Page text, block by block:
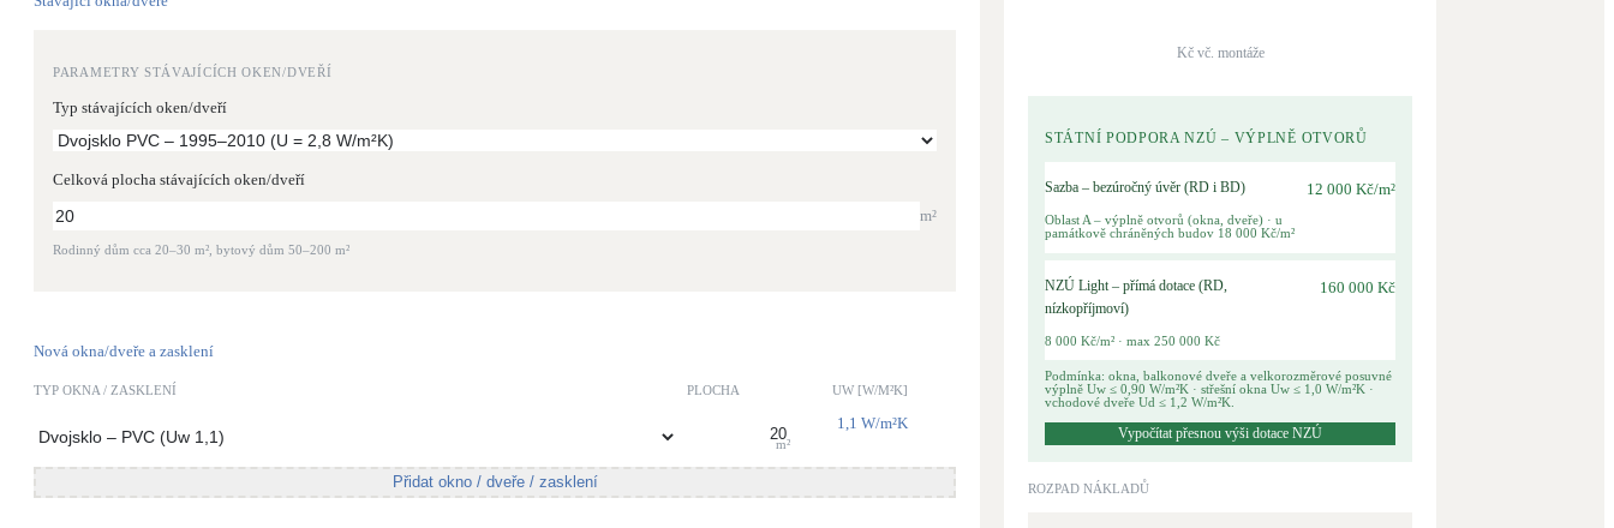
Stínicí technika
Žaluzie, markýzy, pergoly Doplňkové zdroje vytápění
NEW
Vegetační střechy
PARAMETRY STÁVAJÍCÍCH OKEN/DVEŘÍ
Typ stávajících oken/dveří
Celková plocha stávajících oken/dveří
m²
Rodinný dům cca 20–30 m², bytový dům 50–200 m²
Nová okna/dveře a zasklení
TYP OKNA / ZASKLENÍ PLOCHA UW [W/M²K]
m²
1,1 W/m²K
Přidat okno / dveře / zasklení
Kč vč. montáže
STÁTNÍ PODPORA NZÚ – VÝPLNĚ OTVORŮ
Sazba – bezúročný úvěr (RD i BD)
Oblast A – výplně otvorů (okna, dveře) · u
památkově chráněných budov 18 000 Kč/m²
12 000 Kč/m²
NZÚ Light – přímá dotace (RD,
nízkopříjmoví)
8 000 Kč/m² · max 250 000 Kč
160 000 Kč
Podmínka: okna, balkonové dveře a velkorozměrové posuvné
výplně Uw ≤ 0,90 W/m²K · střešní okna Uw ≤ 1,0 W/m²K ·
vchodové dveře Ud ≤ 1,2 W/m²K.
Vypočítat přesnou výši dotace NZÚ
ROZPAD NÁKLADŮ